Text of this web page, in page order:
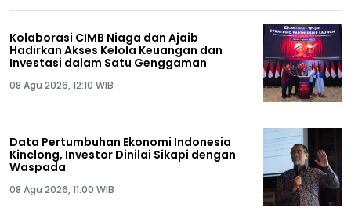
Kolaborasi CIMB Niaga dan Ajaib
Hadirkan Akses Kelola Keuangan dan
Investasi dalam Satu Genggaman
08 Agu 2026, 12:10 WIB
Data Pertumbuhan Ekonomi Indonesia
Kinclong, Investor Dinilai Sikapi dengan
Waspada
08 Agu 2026, 11:00 WIB